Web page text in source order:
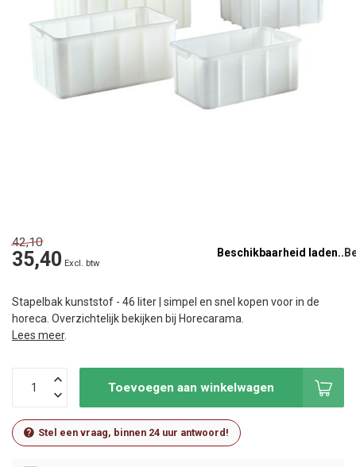
42,10
35,40 Excl. btw
Beschikbaarheid laden..
Stapelbak kunststof - 46 liter | simpel en snel kopen voor in de
horeca. Overzichtelijk bekijken bij Horecarama.
Lees meer.
Toevoegen aan winkelwagen
Stel een vraag, binnen 24 uur antwoord!